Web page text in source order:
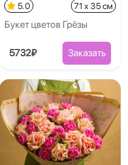
5.0 71 x 35 см
Букет цветов Грёзы
5732₽ Заказать